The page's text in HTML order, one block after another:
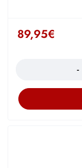
89,95€